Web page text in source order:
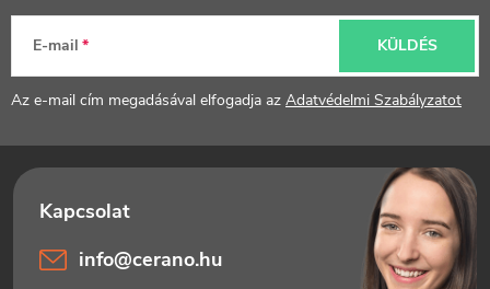
é
E-mail
Az e-mail cím megadásával elfogadja az Adatvédelmi Szabályzatot
KÜLDÉS
info@cerano.hu